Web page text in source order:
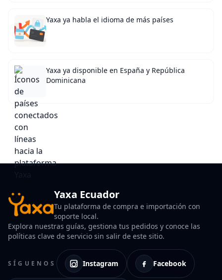
Yaxa ya habla el idioma de más países
Yaxa ya disponible en España y República
Dominicana
Yaxa Ecuador
Tu plataforma de compra e importación con
soporte local.
Explora nuestras guías, gestiona tus pedidos y conoce las
políticas clave de servicio sin salir de este sitio.
SÍGUENOS Instagram Facebook